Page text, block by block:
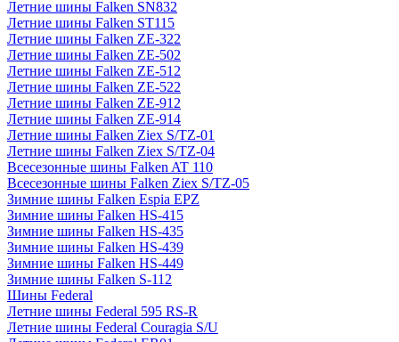
Летние шины Falken SN832
Летние шины Falken ST115
Летние шины Falken ZE-322
Летние шины Falken ZE-502
Летние шины Falken ZE-512
Летние шины Falken ZE-522
Летние шины Falken ZE-912
Летние шины Falken ZE-914
Летние шины Falken Ziex S/TZ-01
Летние шины Falken Ziex S/TZ-04
Всесезонные шины Falken AT 110
Всесезонные шины Falken Ziex S/TZ-05
Зимние шины Falken Espia EPZ
Зимние шины Falken HS-415
Зимние шины Falken HS-435
Зимние шины Falken HS-439
Зимние шины Falken HS-449
Зимние шины Falken S-112
Шины Federal
Летние шины Federal 595 RS-R
Летние шины Federal Couragia S/U